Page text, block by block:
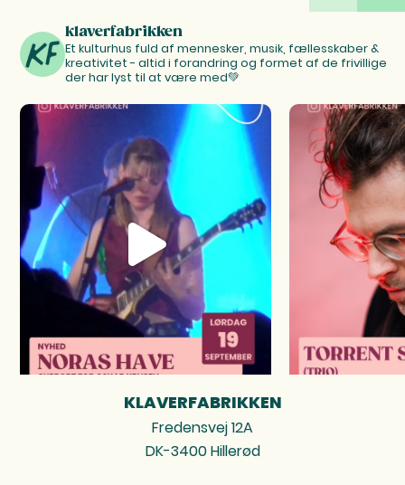
klaverfabrikken
Et kulturhus fuld af mennesker, musik, fællesskaber &
kreativitet - altid i forandring og formet af de frivillige
der har lyst til at være med💚
KLAVERFABRIKKEN
Fredensvej 12A
DK-3400 Hillerød